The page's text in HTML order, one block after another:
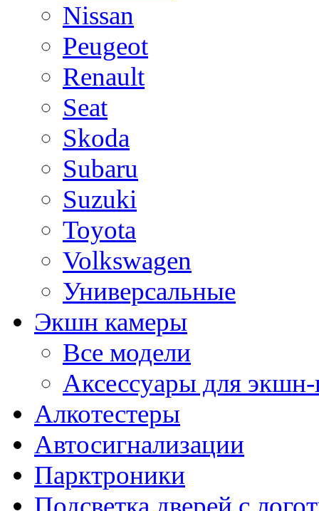
Nissan
Peugeot
Renault
Seat
Skoda
Subaru
Suzuki
Toyota
Volkswagen
Универсальные
Экшн камеры
Все модели
Аксессуары для
Алкотестеры
Автосигнализации
Парктроники